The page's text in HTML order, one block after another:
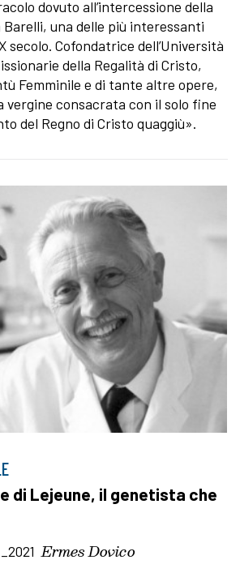
dovuto all’intercessione della
una delle più interessanti
secolo. Cofondatrice dell’Università
della Regalità di Cristo,
Femminile e di tante altre opere,
vergine consacrata con il solo fine
del Regno di Cristo quaggiù».
di Lejeune, il genetista che
Ermes Dovico